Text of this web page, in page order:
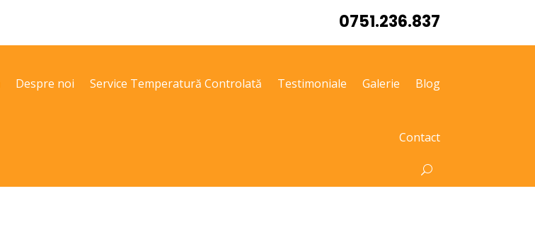
0751.236.837
Despre noi Service Temperatură Controlată Testimoniale Galerie Blog
Contact